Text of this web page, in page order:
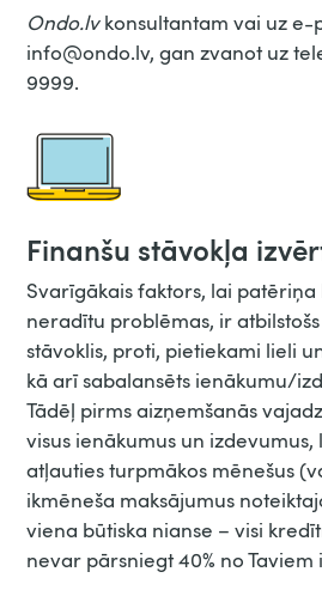
Ondo.lvkonsultantam vai uz e-
info@ondo.lv, gan zvanot uz
9999.
Finanšu stāvokļa
Svarīgākais faktors, lai
neradītu problēmas, ir
stāvoklis, proti, pietiekami lieli
kā arī sabalansēts ienākumu/
Tādēļ pirms aizņemšanās
visus ienākumus un
atļauties turpmākos mēnešus
ikmēneša maksājumus
viena būtiska nianse – visi
nevar pārsniegt 40% no